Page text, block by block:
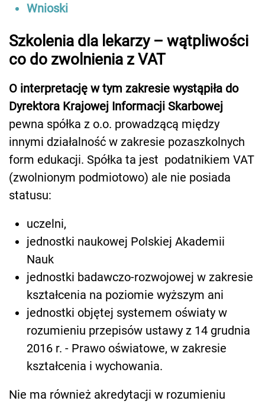
Wnioski
Szkolenia dla lekarzy – wątpliwości
co do zwolnienia z VAT
O interpretację w tym zakresie wystąpiła do
Dyrektora Krajowej Informacji Skarbowej
pewna spółka z o.o. prowadzącą między
innymi działalność w zakresie pozaszkolnych
form edukacji. Spółka ta jest podatnikiem VAT
(zwolnionym podmiotowo) ale nie posiada
statusu:
uczelni,
jednostki naukowej Polskiej Akademii
Nauk
jednostki badawczo-rozwojowej w zakresie
kształcenia na poziomie wyższym ani
jednostki objętej systemem oświaty w
rozumieniu przepisów ustawy z 14 grudnia
2016 r. - Prawo oświatowe, w zakresie
kształcenia i wychowania.
Nie ma również akredytacji w rozumieniu